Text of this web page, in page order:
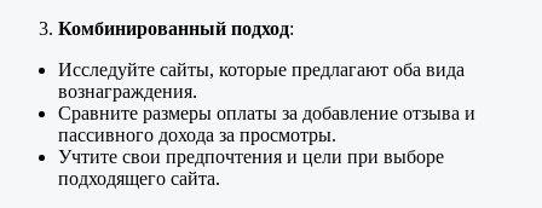
Комбинированный подход:
Исследуйте сайты, которые предлагают оба вида
вознаграждения.
Сравните размеры оплаты за добавление отзыва и
пассивного дохода за просмотры.
Учтите свои предпочтения и цели при выборе
подходящего сайта.